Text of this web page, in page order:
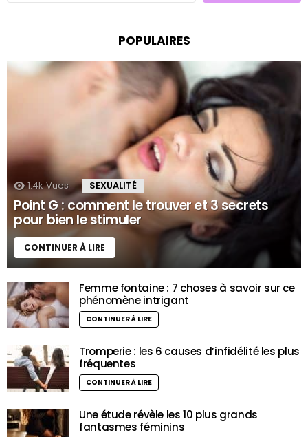
POPULAIRES
1.4k Vues SEXUALITÉ
Point G : comment le trouver et 3 secrets
pour bien le stimuler
CONTINUER À LIRE
Femme fontaine : 7 choses à savoir sur ce
phénomène intrigant
CONTINUER À LIRE
Tromperie : les 6 causes d’infidélité les plus
fréquentes
CONTINUER À LIRE
Une étude révèle les 10 plus grands
fantasmes féminins